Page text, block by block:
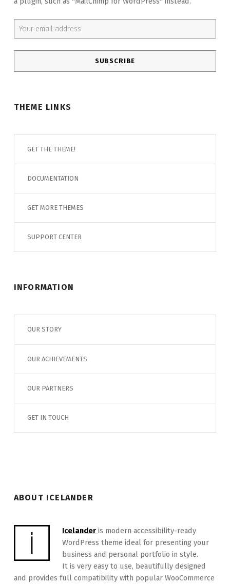
Email address:
THEME LINKS
GET THE THEME!
DOCUMENTATION
GET MORE THEMES
SUPPORT CENTER
INFORMATION
OUR STORY
OUR ACHIEVEMENTS
OUR PARTNERS
GET IN TOUCH
ABOUT ICELANDER
Icelander is modern accessibility-ready
WordPress theme ideal for presenting your
business and personal portfolio in style.
It is very easy to use, beautifully designed
and provides full compatibility with popular WooCommerce